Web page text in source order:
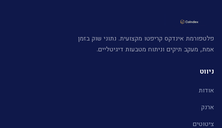
פלטפורמת אינדקס קריפטו מקצועית. נתוני שוק בזמן
אמת, מעקב תיקים וניתוח מטבעות דיגיטליים.
ניווט
אודות
ארנק
ציטוטים